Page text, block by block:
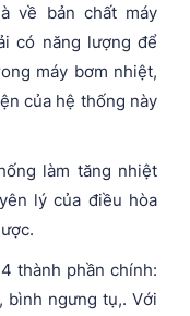
về bản chất máy
có năng lượng để
máy bơm nhiệt,
của hệ thống này
làm tăng nhiệt
lý của điều hòa
thành phần chính:
bình ngưng tụ,. Với